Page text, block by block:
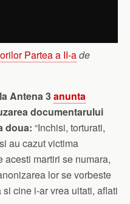
Partea a II-ade
Antena 3anunta
documentarului
doua: “Inchisi, torturati,
au cazut victima
acesti martiri se numara,
lor se vorbeste
cine i-ar vrea uitati, aflati